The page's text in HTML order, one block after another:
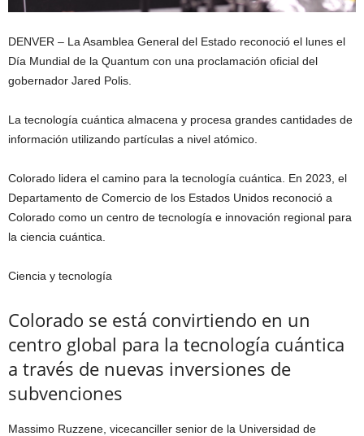
DENVER – La Asamblea General del Estado reconoció el lunes el
Día Mundial de la Quantum con una proclamación oficial del
gobernador Jared Polis.
La tecnología cuántica almacena y procesa grandes cantidades de
información utilizando partículas a nivel atómico.
Colorado lidera el camino para la tecnología cuántica. En 2023, el
Departamento de Comercio de los Estados Unidos reconoció a
Colorado como un centro de tecnología e innovación regional para
la ciencia cuántica.
Ciencia y tecnología
Colorado se está convirtiendo en un
centro global para la tecnología cuántica
a través de nuevas inversiones de
subvenciones
Massimo Ruzzene, vicecanciller senior de la Universidad de